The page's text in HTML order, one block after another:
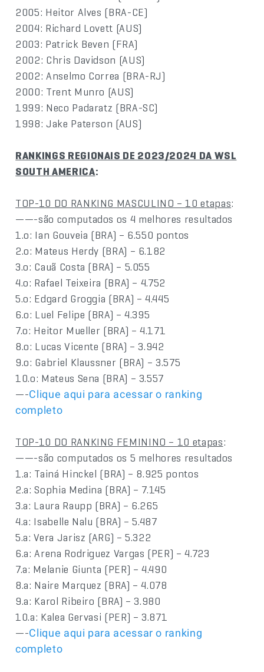
2005: Heitor Alves (BRA-CE)
2004: Richard Lovett (AUS)
2003: Patrick Beven (FRA)
2002: Chris Davidson (AUS)
2002: Anselmo Correa (BRA-RJ)
2000: Trent Munro (AUS)
1999: Neco Padaratz (BRA-SC)
1998: Jake Paterson (AUS)
RANKINGS REGIONAIS DE 2023/2024 DA WSL
SOUTH AMERICA:
TOP-10 DO RANKING MASCULINO – 10 etapas:
——-são computados os 4 melhores resultados
1.o: Ian Gouveia (BRA) – 6.550 pontos
2.o: Mateus Herdy (BRA) – 6.182
3.o: Cauã Costa (BRA) – 5.055
4.o: Rafael Teixeira (BRA) – 4.752
5.o: Edgard Groggia (BRA) – 4.445
6.o: Luel Felipe (BRA) – 4.395
7.o: Heitor Mueller (BRA) – 4.171
8.o: Lucas Vicente (BRA) – 3.942
9.o: Gabriel Klaussner (BRA) – 3.575
10.o: Mateus Sena (BRA) – 3.557
—-Clique aqui para acessar o ranking
completo
TOP-10 DO RANKING FEMININO – 10 etapas:
——-são computados os 5 melhores resultados
1.a: Tainá Hinckel (BRA) – 8.925 pontos
2.a: Sophia Medina (BRA) – 7.145
3.a: Laura Raupp (BRA) – 6.265
4.a: Isabelle Nalu (BRA) – 5.487
5.a: Vera Jarisz (ARG) – 5.322
6.a: Arena Rodriguez Vargas (PER) – 4.723
7.a: Melanie Giunta (PER) – 4.490
8.a: Naire Marquez (BRA) – 4.078
9.a: Karol Ribeiro (BRA) – 3.980
10.a: Kalea Gervasi (PER) – 3.871
—-Clique aqui para acessar o ranking
completo